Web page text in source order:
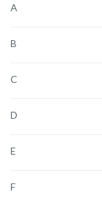
A
B
C
D
E
F